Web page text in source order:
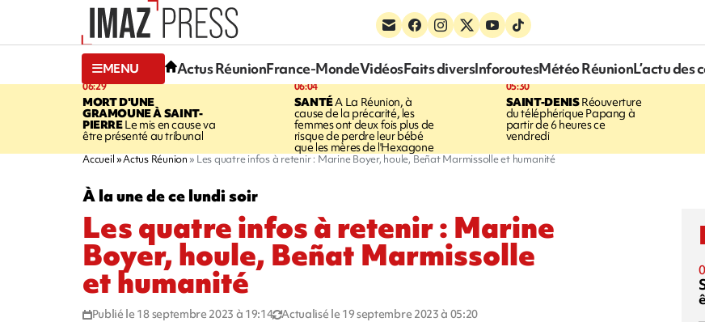
MENU Actus RéunionFrance-MondeVidéosFaits diversInforoutesMétéo RéunionL’actu des
06:29
MORT D'UNE
GRAMOUNE À SAINT-
PIERRELe mis en cause va
être présenté au tribunal
06:04
SANTÉA La Réunion, à
cause de la précarité, les
femmes ont deux fois plus de
risque de perdre leur bébé
que les mères de l'Hexagone
05:30
SAINT-DENISRéouverture
du téléphérique Papang à
partir de 6 heures ce
vendredi
Accueil Actus Réunion Les quatre infos à retenir : Marine Boyer, houle, Beñat Marmissolle et humanité
À la une de ce lundi soir
Les quatre infos à retenir : Marine
Boyer, houle, Beñat Marmissolle
et humanité
Publié le 18 septembre 2023 à 19:14 Actualisé le 19 septembre 2023 à 05:20